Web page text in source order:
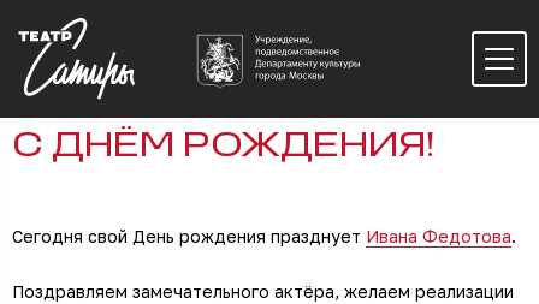
С ДНЁМ РОЖДЕНИЯ!
Сегодня свой День рождения празднует Ивана Федотова.
Поздравляем замечательного актёра, желаем реализации